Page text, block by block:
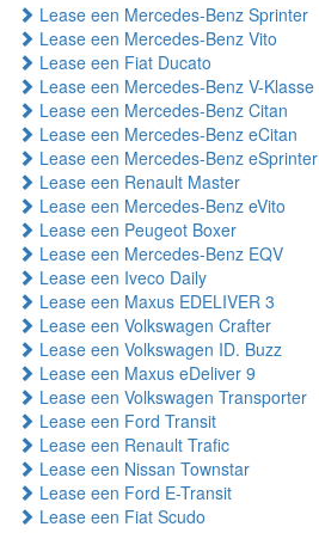
Lease een Mercedes-Benz Sprinter
Lease een Mercedes-Benz Vito
Lease een Fiat Ducato
Lease een Mercedes-Benz V-Klasse
Lease een Mercedes-Benz Citan
Lease een Mercedes-Benz eCitan
Lease een Mercedes-Benz eSprinter
Lease een Renault Master
Lease een Mercedes-Benz eVito
Lease een Peugeot Boxer
Lease een Mercedes-Benz EQV
Lease een Iveco Daily
Lease een Maxus EDELIVER 3
Lease een Volkswagen Crafter
Lease een Volkswagen ID. Buzz
Lease een Maxus eDeliver 9
Lease een Volkswagen Transporter
Lease een Ford Transit
Lease een Renault Trafic
Lease een Nissan Townstar
Lease een Ford E-Transit
Lease een Fiat Scudo